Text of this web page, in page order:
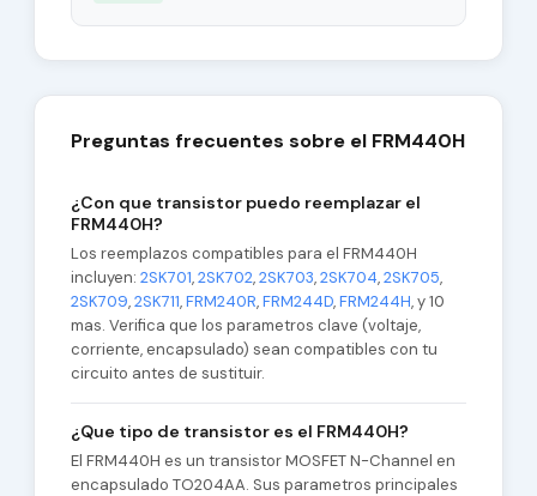
Preguntas frecuentes sobre el FRM440H
¿Con que transistor puedo reemplazar el
FRM440H?
Los reemplazos compatibles para el FRM440H
incluyen: 2SK701,2SK702,2SK703,2SK704,2SK705,
2SK709,2SK711,FRM240R,FRM244D,FRM244H, y 10
mas. Verifica que los parametros clave (voltaje,
corriente, encapsulado) sean compatibles con tu
circuito antes de sustituir.
¿Que tipo de transistor es el FRM440H?
El FRM440H es un transistor MOSFET N-Channel en
encapsulado TO204AA. Sus parametros principales